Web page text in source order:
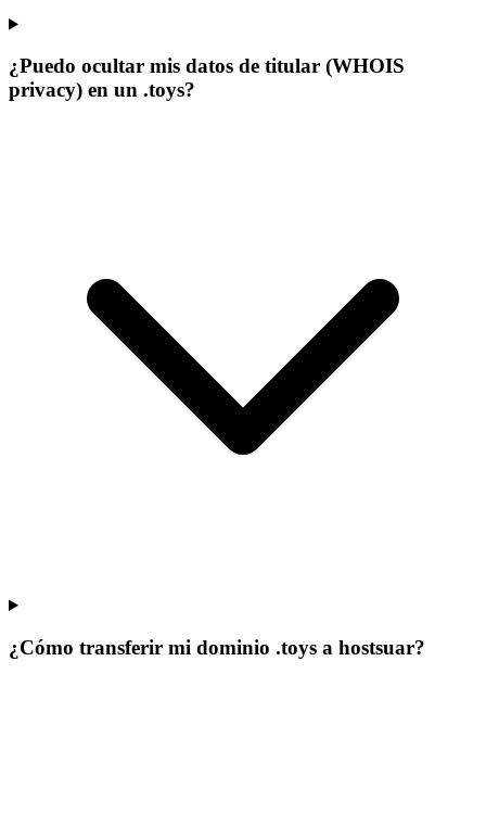
¿Puedo ocultar mis datos de titular (WHOIS
privacy) en un .toys?
¿Cómo transferir mi dominio .toys a hostsuar?